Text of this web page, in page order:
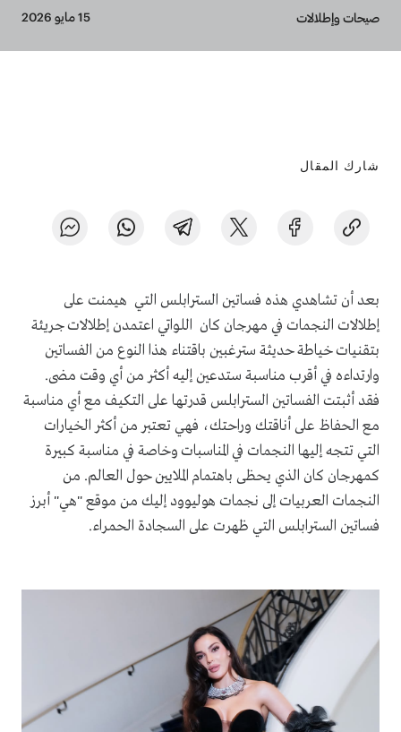
Breadcrumb
صيحات وإطلالات 15 مايو 2026
شارك المقال
بعد أن تشاهدي هذه فساتين السترابلس التي هيمنت على
إطلالات النجمات في مهرجان كان اللواتي اعتمدن إطلالات جريئة
بتقنيات خياطة حديثة سترغبين باقتناء هذا النوع من الفساتين
وارتداءه في أقرب مناسبة ستدعين إليه أكثر من أي وقت مضى.
فقد أثبتت الفساتين السترابلس قدرتها على التكيف مع أي مناسبة
مع الحفاظ على أناقتك وراحتك، فهي تعتبر من أكثر الخيارات
التي تتجه إليها النجمات في المناسبات وخاصة في مناسبة كبيرة
كمهرجان كان الذي يحظى باهتمام الملايين حول العالم. من
النجمات العربيات إلى نجمات هوليوود إليك من موقع "هي" أبرز
فساتين السترابلس التي ظهرت على السجادة الحمراء.